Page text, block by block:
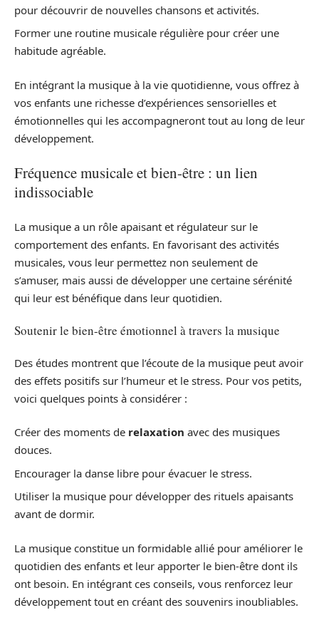
pour découvrir de nouvelles chansons et activités.
Former une routine musicale régulière pour créer une
habitude agréable.
En intégrant la musique à la vie quotidienne, vous offrez à
vos enfants une richesse d’expériences sensorielles et
émotionnelles qui les accompagneront tout au long de leur
développement.
Fréquence musicale et bien-être : un lien
indissociable
La musique a un rôle apaisant et régulateur sur le
comportement des enfants. En favorisant des activités
musicales, vous leur permettez non seulement de
s’amuser, mais aussi de développer une certaine sérénité
qui leur est bénéfique dans leur quotidien.
Soutenir le bien-être émotionnel à travers la musique
Des études montrent que l’écoute de la musique peut avoir
des effets positifs sur l’humeur et le stress. Pour vos petits,
voici quelques points à considérer :
Créer des moments de relaxation avec des musiques
douces.
Encourager la danse libre pour évacuer le stress.
Utiliser la musique pour développer des rituels apaisants
avant de dormir.
La musique constitue un formidable allié pour améliorer le
quotidien des enfants et leur apporter le bien-être dont ils
ont besoin. En intégrant ces conseils, vous renforcez leur
développement tout en créant des souvenirs inoubliables.